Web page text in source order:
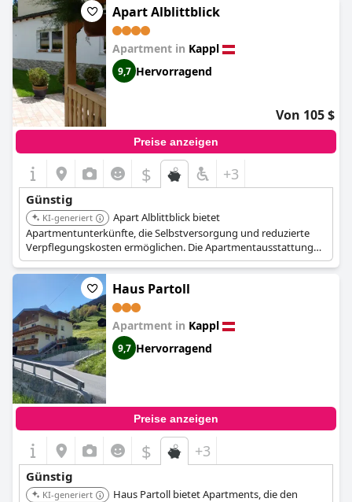
Apart Alblittblick
Apartment in Kappl
9,7 Hervorragend
Von 105 $
Preise anzeigen
$ +3
Günstig
KI-generiert
Apart Alblittblick bietet
Apartmentunterkünfte, die Selbstversorgung und reduzierte
Verpflegungskosten ermöglichen. Die Apartmentausstattung
ist für Reisende geeignet, die bei den Essenskosten sparen
möchten.
Haus Partoll
Apartment in Kappl
9,7 Hervorragend
Preise anzeigen
$ +3
Günstig
KI-generiert
Haus Partoll bietet Apartments, die den